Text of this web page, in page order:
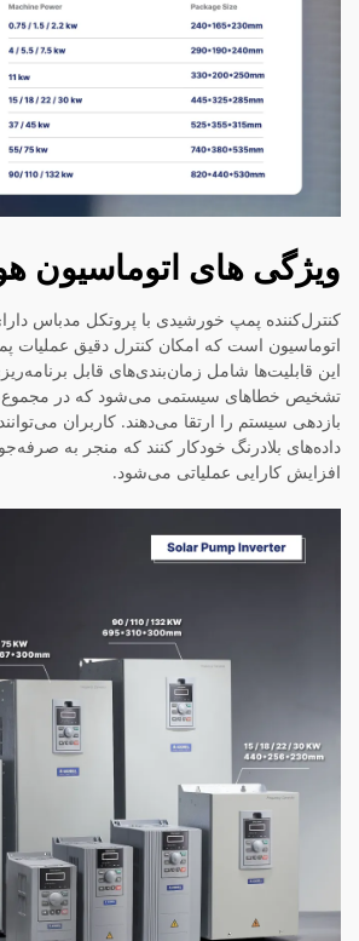
ویژگی های اتوماسیون
کنترل‌کننده پمپ خورشیدی با پروتکل مدباس
اتوماسیون است که امکان کنترل دقیق عملیات
این قابلیت‌ها شامل زمان‌بندی‌های قابل
تشخیص خطاهای سیستمی می‌شود که در مجموع،
بازدهی سیستم را ارتقا می‌دهند. کاربران
داده‌های بلادرنگ خودکار کنند که منجر به
افزایش کارایی عملیاتی می‌شود.